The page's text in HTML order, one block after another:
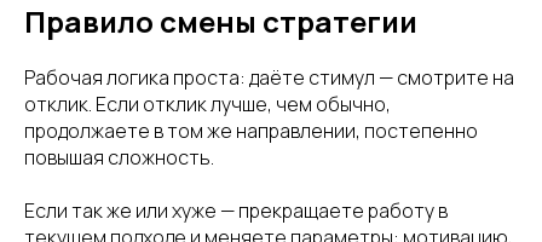
Правило смены стратегии
Рабочая логика проста: даёте стимул — смотрите на
отклик. Если отклик лучше, чем обычно,
продолжаете в том же направлении, постепенно
повышая сложность.
Если так же или хуже — прекращаете работу в